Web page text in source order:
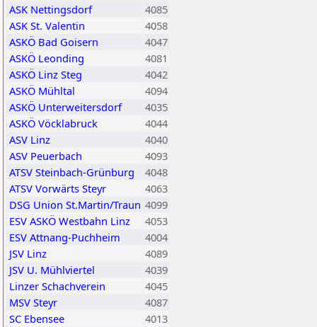
ASK Nettingsdorf
4085
ASK St. Valentin
4058
ASKÖ Bad Goisern
4047
ASKÖ Leonding
4081
ASKÖ Linz Steg
4042
ASKÖ Mühltal
4094
ASKÖ Unterweitersdorf
4035
ASKÖ Vöcklabruck
4044
ASV Linz
4040
ASV Peuerbach
4093
ATSV Steinbach-Grünburg
4048
ATSV Vorwärts Steyr
4063
DSG Union St.Martin/Traun 4099
ESV ASKÖ Westbahn Linz
4053
ESV Attnang-Puchheim
4004
JSV Linz
4089
JSV U. Mühlviertel
4039
Linzer Schachverein
4045
MSV Steyr
4087
SC Ebensee
4013